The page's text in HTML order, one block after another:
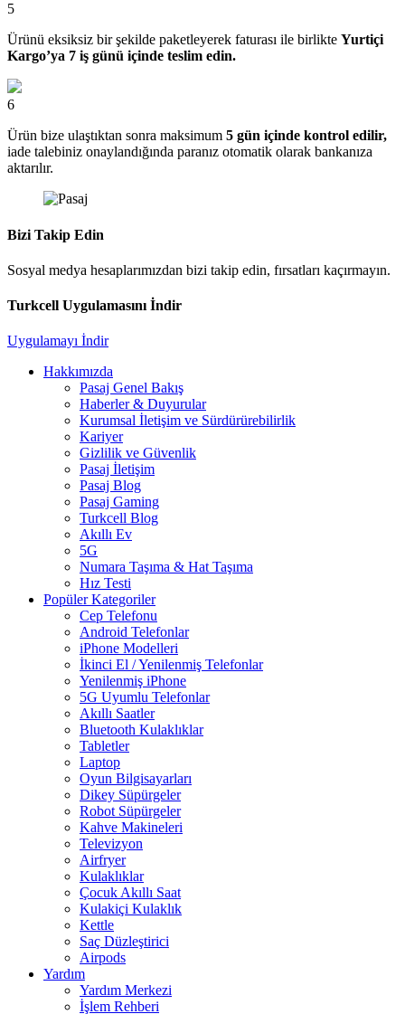
5
Ürünü eksiksiz bir şekilde paketleyerek faturası ile birlikte Yurtiçi
Kargo’ya 7 iş günü içinde teslim edin.
6
Ürün bize ulaştıktan sonra maksimum 5 gün içinde kontrol edilir,
iade talebiniz onaylandığında paranız otomatik olarak bankanıza
aktarılır.
Bizi Takip Edin
Sosyal medya hesaplarımızdan bizi takip edin, fırsatları kaçırmayın.
Turkcell Uygulamasını İndir
Uygulamayı İndir
Hakkımızda
Pasaj Genel Bakış
Haberler & Duyurular
Kurumsal İletişim ve Sürdürürebilirlik
Kariyer
Gizlilik ve Güvenlik
Pasaj İletişim
Pasaj Blog
Pasaj Gaming
Turkcell Blog
Akıllı Ev
5G
Numara Taşıma & Hat Taşıma
Hız Testi
Popüler Kategoriler
Cep Telefonu
Android Telefonlar
iPhone Modelleri
İkinci El / Yenilenmiş Telefonlar
Yenilenmiş iPhone
5G Uyumlu Telefonlar
Akıllı Saatler
Bluetooth Kulaklıklar
Tabletler
Laptop
Oyun Bilgisayarları
Dikey Süpürgeler
Robot Süpürgeler
Kahve Makineleri
Televizyon
Airfryer
Kulaklıklar
Çocuk Akıllı Saat
Kulakiçi Kulaklık
Kettle
Saç Düzleştirici
Airpods
Yardım
Yardım Merkezi
İşlem Rehberi